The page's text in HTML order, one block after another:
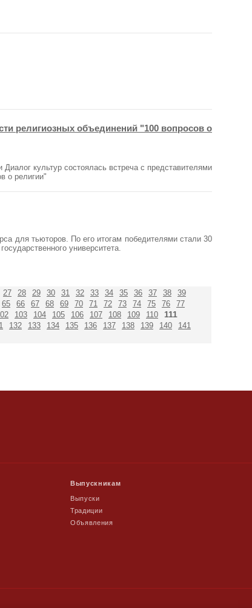
религиозных объединений "100 вопросов о
культур состоялась встреча с представителями
о религии"
для тьюторов. По его итогам победителями стали 30
университета.
27 28 29 30 31 32 33 34 35 36 37 38
39
65 66 67 68 69 70 71 72 73 74 75 76
77
103 104 105 106 107 108 109 110 111
132 133 134 135 136 137 138 139 140
141
Выпускникам
Выпуски
Традиции
Объявления